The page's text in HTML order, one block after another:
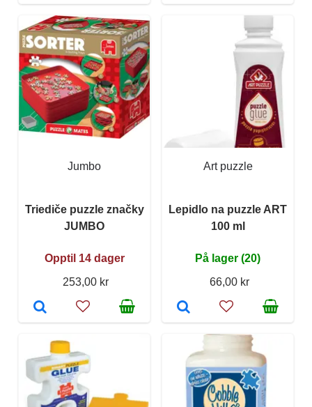
Jumbo
Triediče puzzle značky
JUMBO
Opptil 14 dager
253,00 kr
Art puzzle
Lepidlo na puzzle ART
100 ml
På lager (20)
66,00 kr